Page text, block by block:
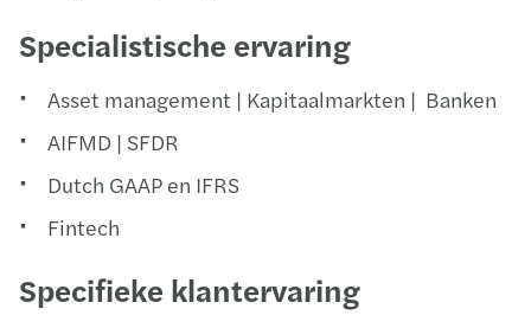
Specialistische ervaring
Asset management | Kapitaalmarkten | Banken
AIFMD | SFDR
Dutch GAAP en IFRS
Fintech
Specifieke klantervaring